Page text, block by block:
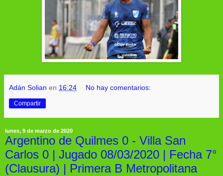
Adán Solian en 16:24 No hay comentarios:
Compartir
lunes, 9 de marzo de 2020
Argentino de Quilmes 0 - Villa San
Carlos 0 | Jugado 08/03/2020 | Fecha 7°
(Clausura) | Primera B Metropolitana